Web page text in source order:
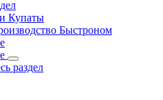
Купаты
Быстроном
раздел